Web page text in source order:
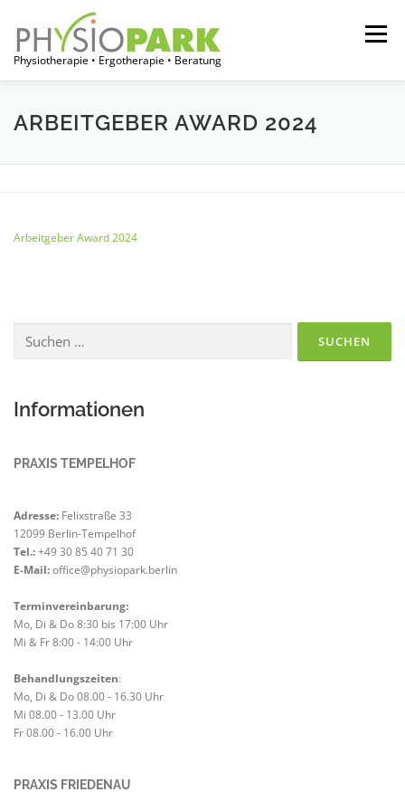
Inhalt
springen
Physiotherapie • Ergotherapie • Beratung
Menü
START JOBPORTAL FÜR THERAPEUTEN
ARBEITGEBER AWARD 2024
Arbeitgeber Award 2024
nach:
Informationen
PRAXIS TEMPELHOF
Adresse: Felixstraße 33
12099 Berlin-Tempelhof
Tel.:+49 30 85 40 71 30
E-Mail:office@physiopark.berlin
Terminvereinbarung:
Mo, Di & Do 8:30 bis 17:00 Uhr
Mi & Fr 8:00 - 14:00 Uhr
Behandlungszeiten:
Mo, Di & Do 08.00 - 16.30 Uhr
Mi 08.00 - 13.00 Uhr
Fr 08.00 - 16.00 Uhr
PRAXIS FRIEDENAU